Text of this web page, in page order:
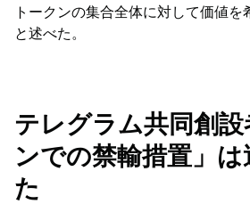
トークンの集合全体に対して価値
と述べた。
テレグラム共同創設
ンでの禁輸措置」は
た